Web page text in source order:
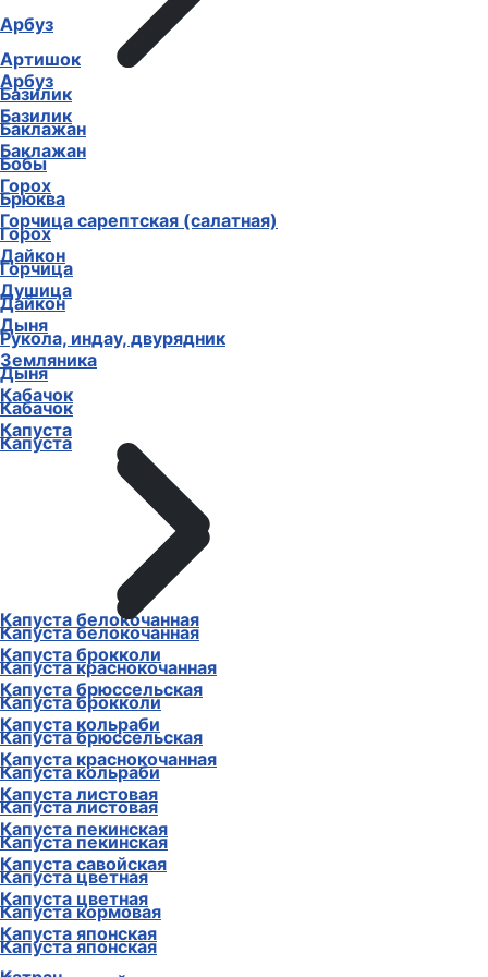
Арбуз
Базилик
Баклажан
Горох
Горчица сарептская (салатная)
Дайкон
Душица
Дыня
Земляника
Кабачок
Капуста
Капуста белокочанная
Капуста брокколи
Капуста брюссельская
Капуста кольраби
Капуста краснокочанная
Капуста листовая
Капуста пекинская
Капуста савойская
Капуста цветная
Капуста японская
Арбуз
Артишок
Базилик
Баклажан
Бобы
Брюква
Горох
Горчица
Дайкон
Рукола, индау, двурядник
Дыня
Кабачок
Капуста
Капуста белокочанная
Капуста краснокочанная
Капуста брокколи
Капуста брюссельская
Капуста кольраби
Капуста листовая
Капуста пекинская
Капуста цветная
Капуста кормовая
Капуста японская